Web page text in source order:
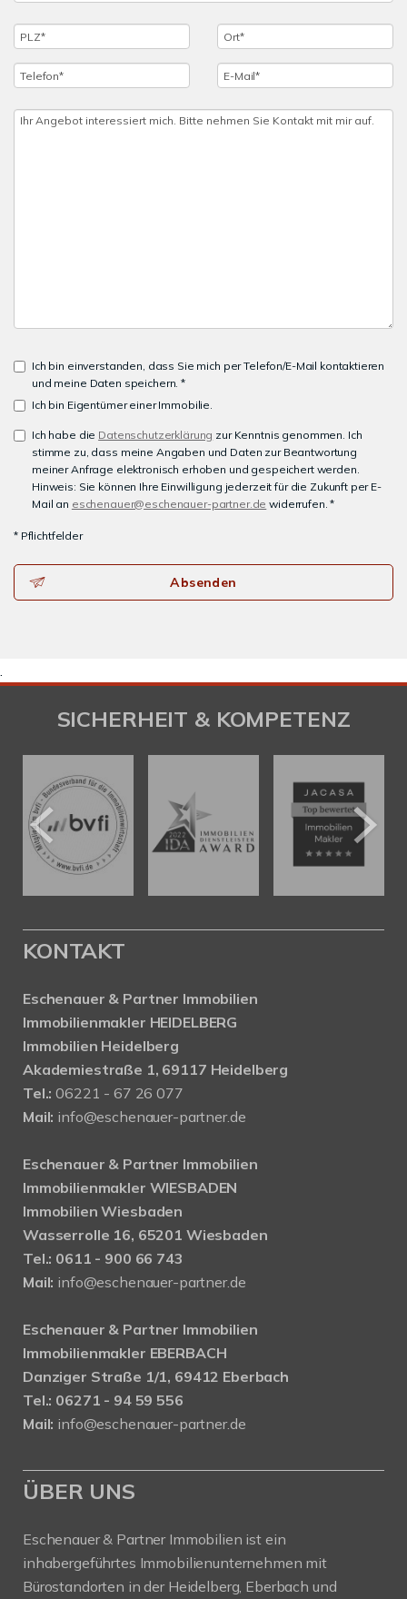
Ich bin einverstanden, dass Sie mich per Telefon/E-Mail kontaktieren
und meine Daten speichern. *
Ich bin Eigentümer einer Immobilie.
Ich habe die Datenschutzerklärung zur Kenntnis genommen. Ich
stimme zu, dass meine Angaben und Daten zur Beantwortung
meiner Anfrage elektronisch erhoben und gespeichert werden.
Hinweis: Sie können Ihre Einwilligung jederzeit für die Zukunft per E-
Mail an eschenauer@eschenauer-partner.de widerrufen. *
* Pflichtfelder
Absenden
.
SICHERHEIT & KOMPETENZ
KONTAKT
Eschenauer & Partner Immobilien
Immobilienmakler HEIDELBERG
Immobilien Heidelberg
Akademiestraße 1, 69117 Heidelberg
Tel.:06221 - 67 26 077
Mail: info@eschenauer-partner.de
Eschenauer & Partner Immobilien
Immobilienmakler WIESBADEN
Immobilien Wiesbaden
Wasserrolle 16, 65201 Wiesbaden
Tel.: 0611 - 900 66 743
Mail: info@eschenauer-partner.de
Eschenauer & Partner Immobilien
Immobilienmakler EBERBACH
Danziger Straße 1/1, 69412 Eberbach
Tel.: 06271 - 94 59 556
Mail: info@eschenauer-partner.de
ÜBER UNS
Eschenauer & Partner Immobilien ist ein
inhabergeführtes Immobilienunternehmen mit
Bürostandorten in der Heidelberg, Eberbach und